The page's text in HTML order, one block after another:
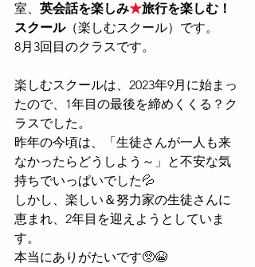
室、 英会話を楽しみ★旅行を楽しむ！
スクール（楽しむスクール）です。
8月3回目のクラスです。
楽しむスクールは、2023年9月に始まっ
たので、1年目の最後を締めくくる？ク
ラスでした。
昨年の今頃は、「生徒さんが一人も来
なかったらどうしよう～」と不安な気
持ちでいっぱいでした💦
しかし、楽しい＆努力家の生徒さんに
恵まれ、2年目を迎えようとしていま
す。
本当にありがたいです🥺😭